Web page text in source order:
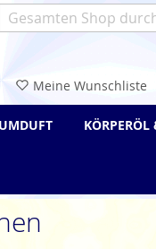
Meine Wunschliste
KÖRPERÖL